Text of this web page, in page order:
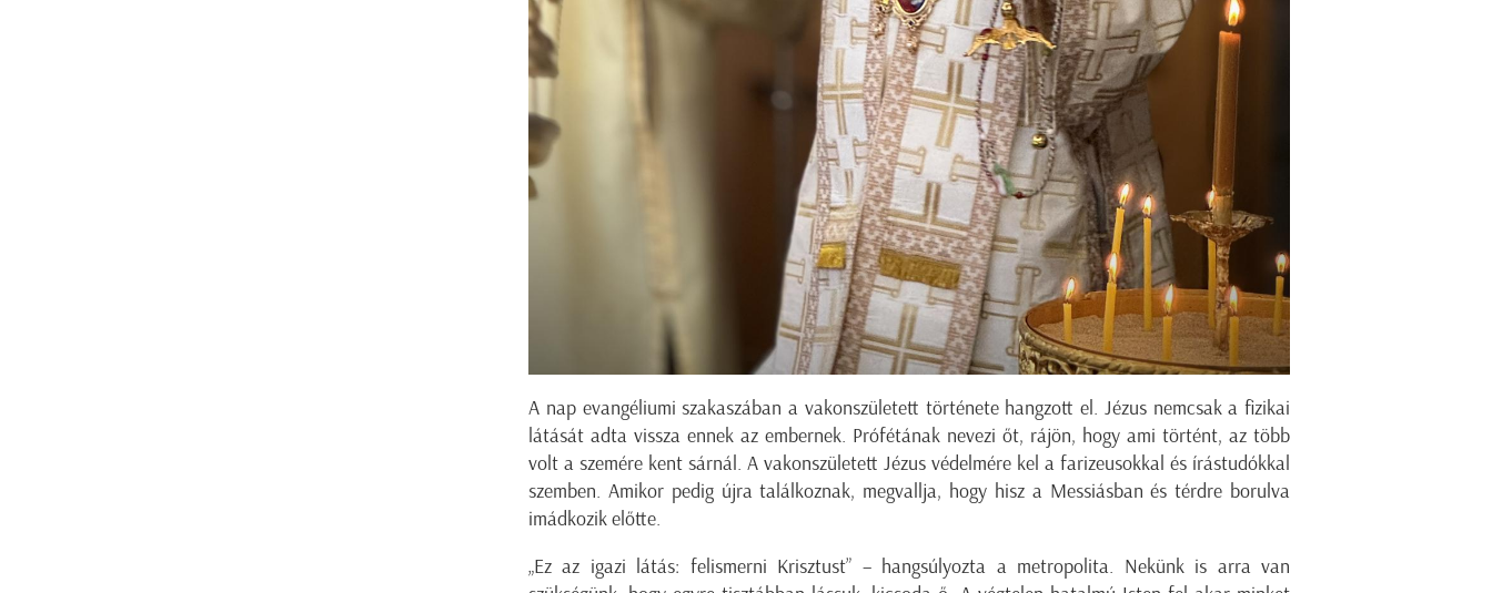
A nap evangéliumi szakaszában a vakonszületett története hangzott el. Jézus nemcsak a fizikai
látását adta vissza ennek az embernek. Prófétának nevezi őt, rájön, hogy ami történt, az több
volt a szemére kent sárnál. A vakonszületett Jézus védelmére kel a farizeusokkal és írástudókkal
szemben. Amikor pedig újra találkoznak, megvallja, hogy hisz a Messiásban és térdre borulva
imádkozik előtte.
„Ez az igazi látás: felismerni Krisztust” – hangsúlyozta a metropolita. Nekünk is arra van